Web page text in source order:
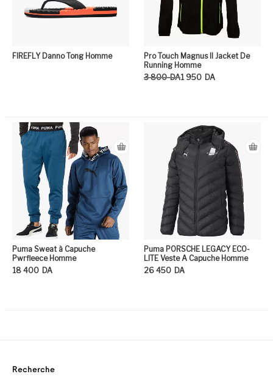
FIREFLY Danno Tong Homme
Pro Touch Magnus II Jacket De
Running Homme
3 800 DA
Le prix initial était : 3 800DA.
1 950 DA
Le prix actuel est : 1 950DA.
Puma Sweat à Capuche
Pwrfleece Homme
18 400 DA
Puma PORSCHE LEGACY ECO-
LITE Veste A Capuche Homme
26 450 DA
Recherche